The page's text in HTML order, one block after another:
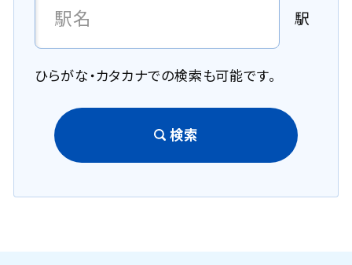
駅
ひらがな・カタカナでの検索も可能です。
検索